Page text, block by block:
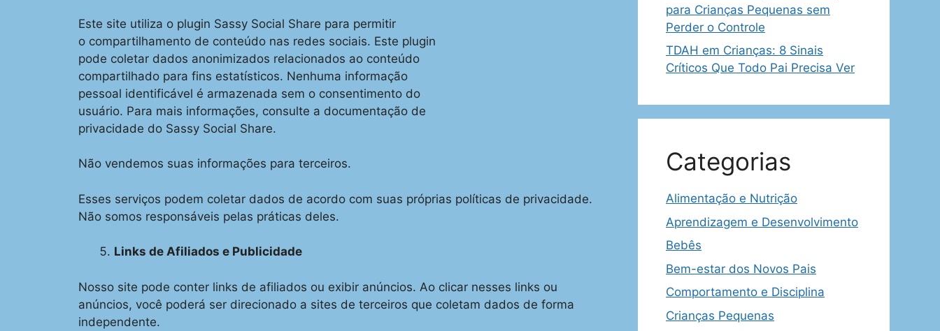
Este site utiliza o plugin Sassy Social Share para permitir
o compartilhamento de conteúdo nas redes sociais. Este plugin
pode coletar dados anonimizados relacionados ao conteúdo
compartilhado para fins estatísticos. Nenhuma informação
pessoal identificável é armazenada sem o consentimento do
usuário. Para mais informações, consulte a documentação de
privacidade do Sassy Social Share.
Não vendemos suas informações para terceiros.
Esses serviços podem coletar dados de acordo com suas próprias políticas de privacidade.
Não somos responsáveis pelas práticas deles.
Links de Afiliados e Publicidade
Nosso site pode conter links de afiliados ou exibir anúncios. Ao clicar nesses links ou
anúncios, você poderá ser direcionado a sites de terceiros que coletam dados de forma
independente.
para Crianças Pequenas sem
Perder o Controle
TDAH em Crianças: 8 Sinais
Críticos Que Todo Pai Precisa Ver
Categorias
Alimentação e Nutrição
Aprendizagem e Desenvolvimento
Bebês
Bem-estar dos Novos Pais
Comportamento e Disciplina
Crianças Pequenas